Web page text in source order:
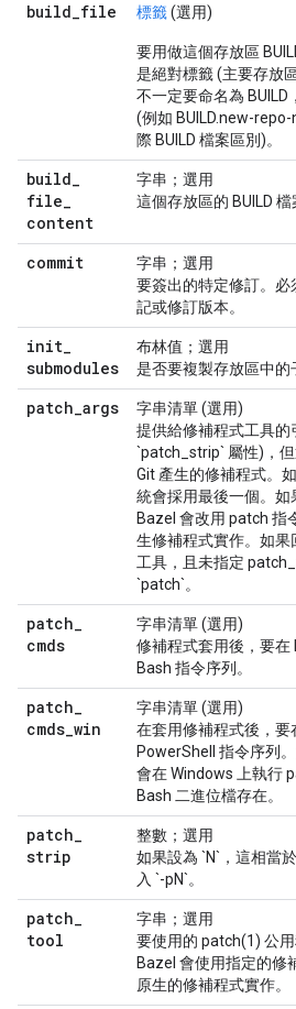
build_file 標籤(選用)
要用做這個存放區
是絕對標籤 (主要存放
不一定要命名為 BUILD
(例如 BUILD.new-
際 BUILD 檔案區別)。
build_
file_
content
字串；選用
這個存放區的 BUILD 檔
commit
字串；選用
要簽出的特定修訂。
記或修訂版本。
init_
submodules
布林值；選用
是否要複製存放區中的
patch_args
字串清單 (選用)
提供給修補程式工具的
`patch_strip` 屬性)，
Git 產生的修補程式。
統會採用最後一個。如
Bazel 會改用 patch 指
生修補程式實作。如果
工具，且未指定
`patch`。
patch_
cmds
字串清單 (選用)
修補程式套用後，要
Bash 指令序列。
patch_
cmds_win
字串清單 (選用)
在套用修補程式後，要
PowerShell 指令序列
會在 Windows 上執行
Bash 二進位檔存在。
patch_
strip
整數；選用
如果設為 `N`，這相當
入 `-pN`。
patch_
tool
字串；選用
要使用的 patch(1) 公
Bazel 會使用指定的修
原生的修補程式實作。